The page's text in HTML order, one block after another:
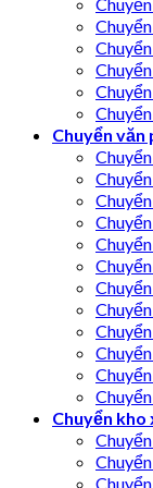
Chuyển văn
Chuyển